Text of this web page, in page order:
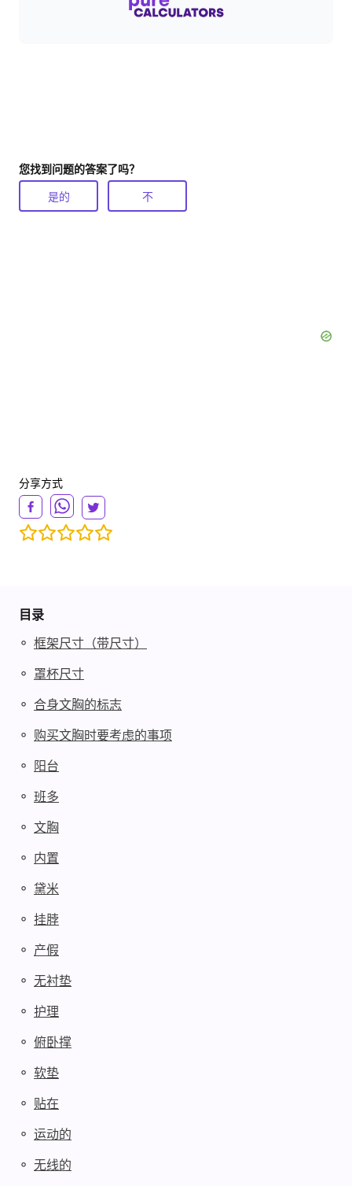
您找到问题的答案了吗？
是的 不
分享方式
目录
◦ 框架尺寸（带尺寸）
◦ 罩杯尺寸
◦ 合身文胸的标志
◦ 购买文胸时要考虑的事项
◦ 阳台
◦ 班多
◦ 文胸
◦ 内置
◦ 黛米
◦ 挂脖
◦ 产假
◦ 无衬垫
◦ 护理
◦ 俯卧撑
◦ 软垫
◦ 贴在
◦ 运动的
◦ 无线的